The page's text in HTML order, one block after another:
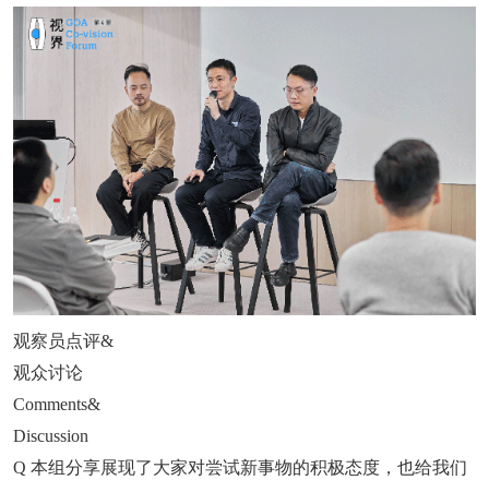
观察员点评&
观众讨论
Comments&
Discussion
Q 本组分享展现了大家对尝试新事物的积极态度，也给我们